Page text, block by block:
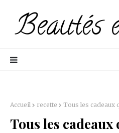
Accueil recette Tous les cadeaux
Tous les cadeaux